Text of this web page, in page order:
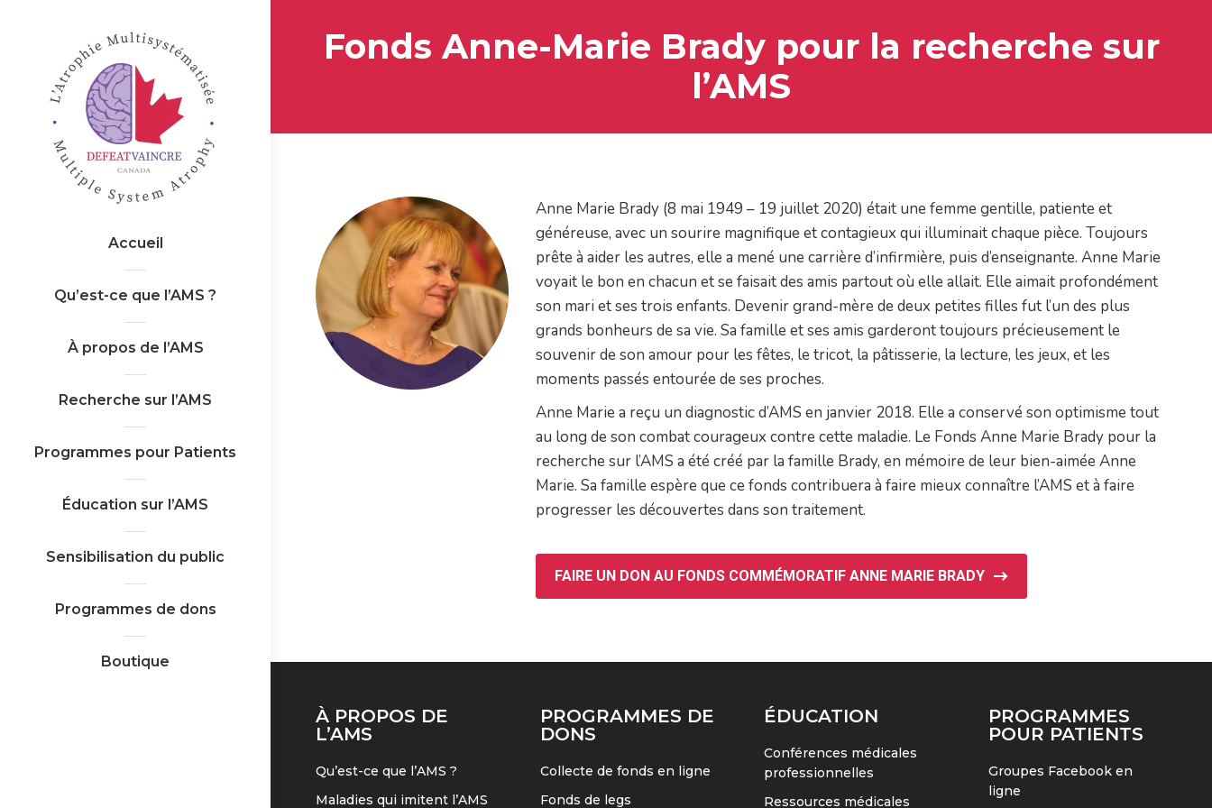
Accueil
Qu’est-ce que l’AMS ?
À propos de l’AMS
Recherche sur l’AMS
Programmes pour Patients
Éducation sur l’AMS
Sensibilisation du public
Programmes de dons
Boutique
Fonds Anne-Marie Brady pour la recherche sur
l’AMS
Anne Marie Brady (8 mai 1949 – 19 juillet 2020) était une femme gentille, patiente et
généreuse, avec un sourire magnifique et contagieux qui illuminait chaque pièce. Toujours
prête à aider les autres, elle a mené une carrière d’infirmière, puis d’enseignante. Anne Marie
voyait le bon en chacun et se faisait des amis partout où elle allait. Elle aimait profondément
son mari et ses trois enfants. Devenir grand-mère de deux petites filles fut l’un des plus
grands bonheurs de sa vie. Sa famille et ses amis garderont toujours précieusement le
souvenir de son amour pour les fêtes, le tricot, la pâtisserie, la lecture, les jeux, et les
moments passés entourée de ses proches.
Anne Marie a reçu un diagnostic d’AMS en janvier 2018. Elle a conservé son optimisme tout
au long de son combat courageux contre cette maladie. Le Fonds Anne Marie Brady pour la
recherche sur l’AMS a été créé par la famille Brady, en mémoire de leur bien-aimée Anne
Marie. Sa famille espère que ce fonds contribuera à faire mieux connaître l’AMS et à faire
progresser les découvertes dans son traitement.
FAIRE UN DON AU FONDS COMMÉMORATIF ANNE MARIE BRADY
À PROPOS DE
L’AMS
Qu’est-ce que l’AMS ?
Maladies qui imitent l’AMS
PROGRAMMES DE
DONS
Collecte de fonds en ligne
Fonds de legs
ÉDUCATION
Conférences médicales
professionnelles
Ressources médicales
PROGRAMMES
POUR PATIENTS
Groupes Facebook en
ligne